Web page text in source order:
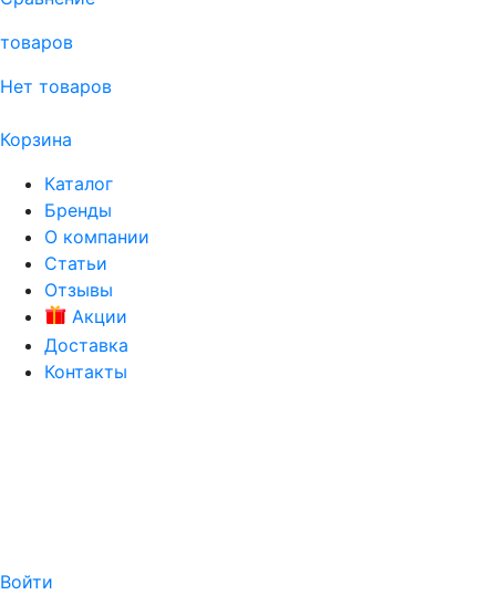
товаров
Нет товаров
Корзина
Каталог
Бренды
О компании
Статьи
Отзывы
Акции
Доставка
Контакты
Войти